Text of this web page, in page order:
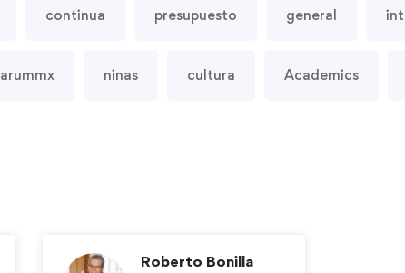
continua presupuesto general
ninas cultura Academics
Roberto Bonilla